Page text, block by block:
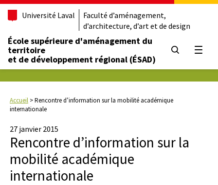
Université Laval
Faculté d’aménagement,
d’architecture, d’art et de design
École supérieure d'aménagement du
territoire
et de développement régional (ÉSAD)
Accueil >Rencontre d’information sur la mobilité académique
internationale
27 janvier 2015
Rencontre d’information sur la
mobilité académique
internationale